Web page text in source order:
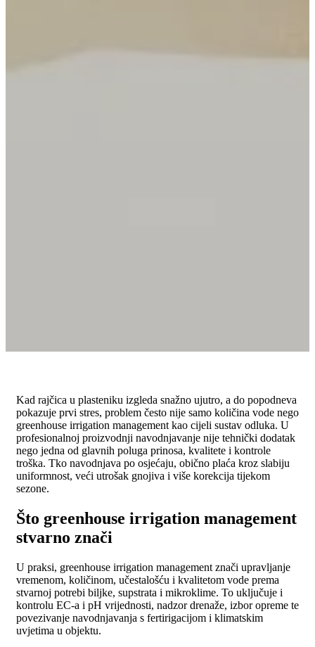
Kad rajčica u plasteniku izgleda snažno ujutro, a do popodneva
pokazuje prvi stres, problem često nije samo količina vode nego
greenhouse irrigation management kao cijeli sustav odluka. U
profesionalnoj proizvodnji navodnjavanje nije tehnički dodatak
nego jedna od glavnih poluga prinosa, kvalitete i kontrole
troška. Tko navodnjava po osjećaju, obično plaća kroz slabiju
uniformnost, veći utrošak gnojiva i više korekcija tijekom
sezone.
Što greenhouse irrigation management
stvarno znači
U praksi, greenhouse irrigation management znači upravljanje
vremenom, količinom, učestalošću i kvalitetom vode prema
stvarnoj potrebi biljke, supstrata i mikroklime. To uključuje i
kontrolu EC-a i pH vrijednosti, nadzor drenaže, izbor opreme te
povezivanje navodnjavanja s fertirigacijom i klimatskim
uvjetima u objektu.